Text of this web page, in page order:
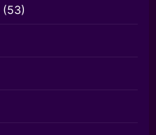
(53)